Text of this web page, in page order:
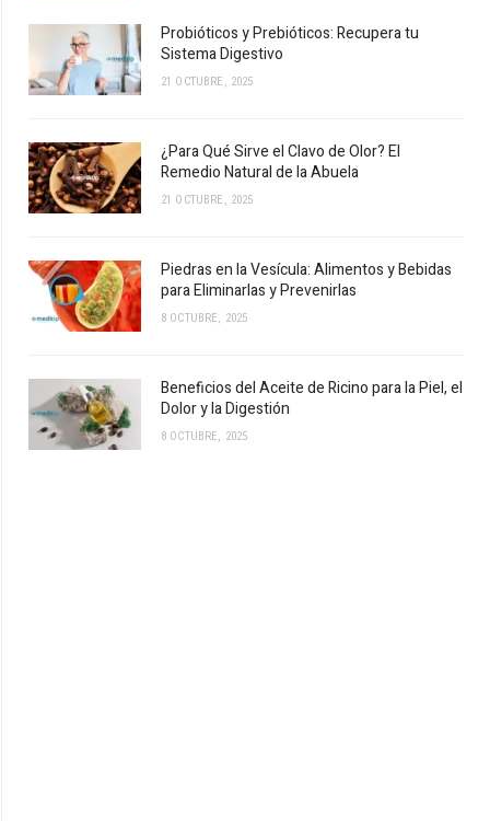
Probióticos y Prebióticos: Recupera tu
Sistema Digestivo
21 OCTUBRE, 2025
¿Para Qué Sirve el Clavo de Olor? El
Remedio Natural de la Abuela
21 OCTUBRE, 2025
Piedras en la Vesícula: Alimentos y Bebidas
para Eliminarlas y Prevenirlas
8 OCTUBRE, 2025
Beneficios del Aceite de Ricino para la Piel, el
Dolor y la Digestión
8 OCTUBRE, 2025